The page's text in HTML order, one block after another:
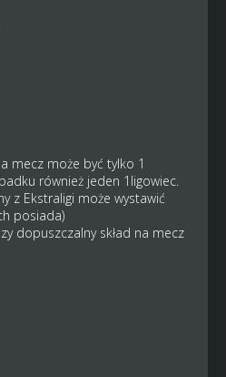
mecz może być tylko 1
również jeden 1ligowiec.
z Ekstraligi może wystawić
posiada)
dopuszczalny skład na mecz